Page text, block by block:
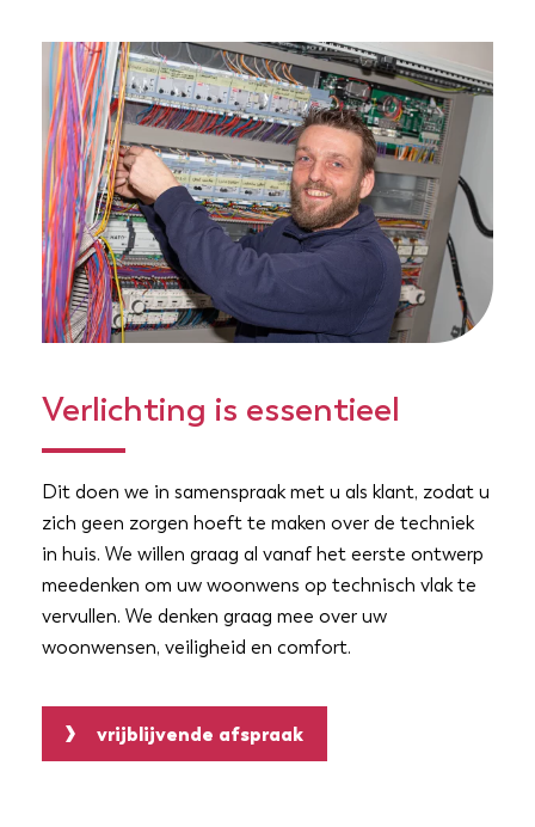
Verlichting is essentieel
Dit doen we in samenspraak met u als klant, zodat u
zich geen zorgen hoeft te maken over de techniek
in huis. We willen graag al vanaf het eerste ontwerp
meedenken om uw woonwens op technisch vlak te
vervullen. We denken graag mee over uw
woonwensen, veiligheid en comfort.
vrijblijvende afspraak